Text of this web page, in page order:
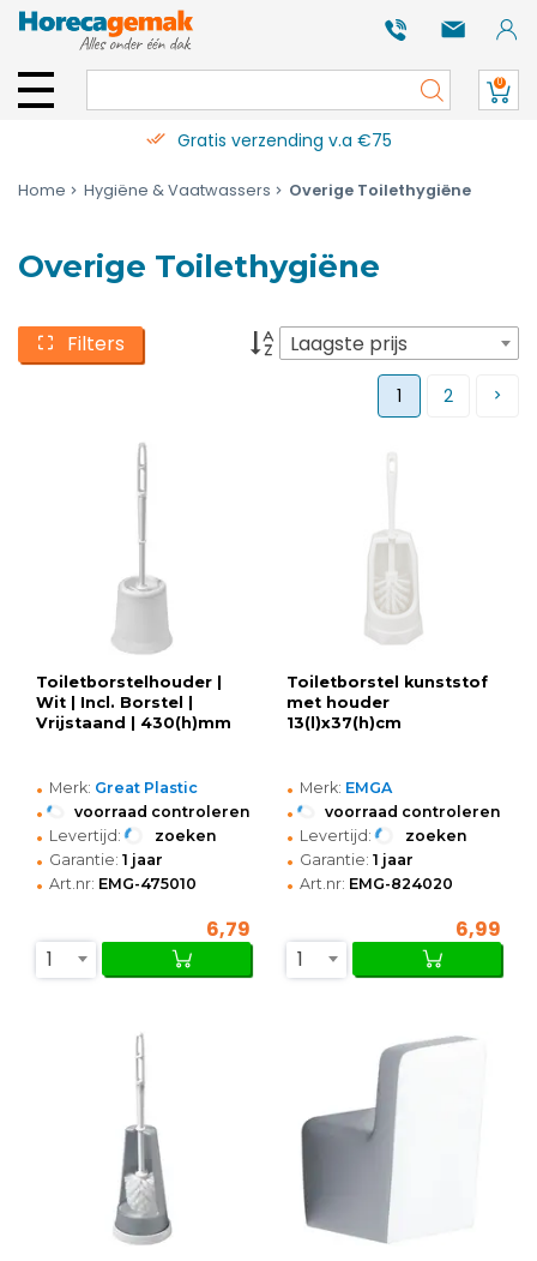
0
Gratis verzending v.a €75
Home Hygiëne & Vaatwassers Overige Toilethygiëne
Overige Toilethygiëne
Filters Laagste prijs
1 2
Toiletborstelhouder |
Wit | Incl. Borstel |
Vrijstaand | 430(h)mm
• Merk: Great Plastic
• voorraad controleren
• Levertijd: zoeken
• Garantie: 1 jaar
• Art.nr: EMG-475010
6,79
1
Toiletborstel kunststof
met houder
13(l)x37(h)cm
• Merk: EMGA
• voorraad controleren
• Levertijd: zoeken
• Garantie: 1 jaar
• Art.nr: EMG-824020
6,99
1